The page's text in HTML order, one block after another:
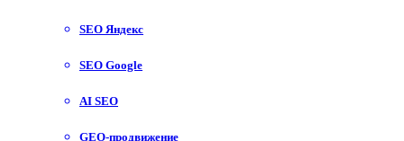
SEO Яндекс
SEO Google
AI SEO
GEO-продвижение